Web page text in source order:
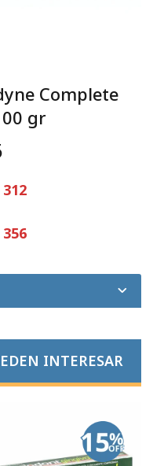
Complete
gr
312
356
INTERESAR